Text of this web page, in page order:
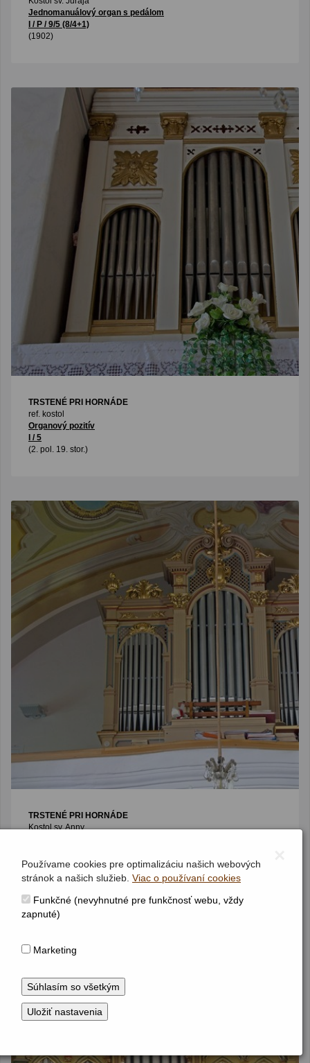
Jednomanuálový organ s pedálom
I / P / 9/5 (8/4+1)
(1902)
TRSTENÉ PRI HORNÁDE
ref. kostol
Organový pozitív
I / 5
(2. pol. 19. stor.)
TRSTENÉ PRI HORNÁDE
Kostol sv. Anny
(prelom 19./20. stor.)
Používame cookies pre optimalizáciu našich webových
stránok a našich služieb. Viac o používaní cookies
Funkčné (nevyhnutné pre funkčnosť webu, vždy
zapnuté)
Marketing